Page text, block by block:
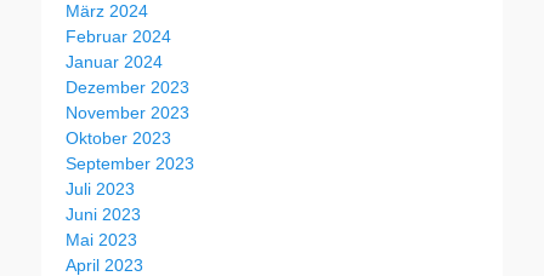
März 2024
Februar 2024
Januar 2024
Dezember 2023
November 2023
Oktober 2023
September 2023
Juli 2023
Juni 2023
Mai 2023
April 2023